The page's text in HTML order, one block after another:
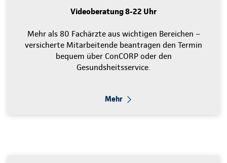
Videoberatung 8-22 Uhr
Mehr als 80 Fachärzte aus wichtigen Bereichen –
versicherte Mitarbeitende beantragen den Termin
bequem über ConCORP oder den
Gesundsheitsservice.
Mehr